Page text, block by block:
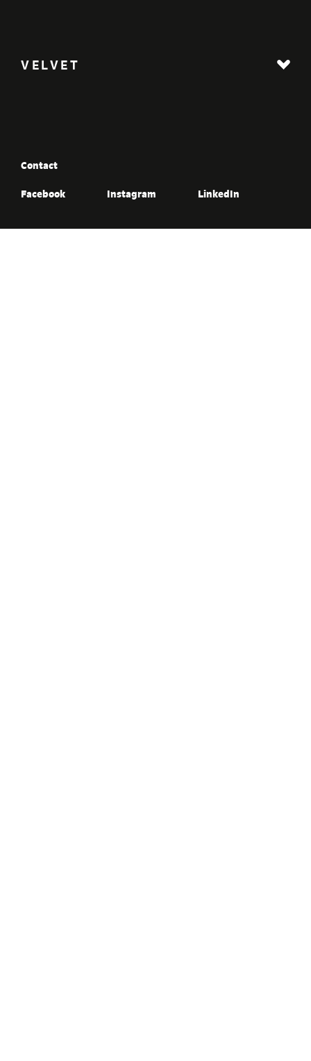
VELVET
Contact
Facebook Instagram LinkedIn